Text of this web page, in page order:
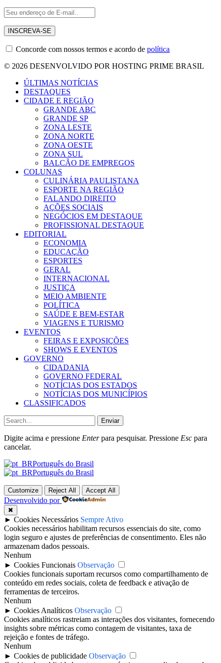
Concorde com nossos termos e acordo de política
© 2026 DESENVOLVIDO POR HOSTING PRIME BRASIL
ÚLTIMAS NOTÍCIAS
DESTAQUES
CIDADE E REGIÃO
GRANDE ABC
GRANDE SP
ZONA LESTE
ZONA NORTE
ZONA OESTE
ZONA SUL
BALCÃO DE EMPREGOS
COLUNAS
CULINÁRIA PAULISTANA
ESPORTE NA REGIÃO
FALANDO DIREITO
AÇÕES SOCIAIS
NEGÓCIOS EM DESTAQUE
PROFISSIONAL DESTAQUE
EDITORIAL
ECONOMIA
EDUCAÇÃO
ESPORTES
GERAL
INTERNACIONAL
JUSTIÇA
MEIO AMBIENTE
POLÍTICA
SAÚDE E BEM-ESTAR
VIAGENS E TURISMO
EVENTOS
FEIRAS E EXPOSIÇÕES
SHOWS E EVENTOS
GOVERNO
CIDADANIA
GOVERNO FEDERAL
NOTÍCIAS DOS ESTADOS
NOTÍCIAS DOS MUNICÍPIOS
CLASSIFICADOS
Enviar
Digite acima e pressione Enterpara pesquisar. Pressione Esc para
cancelar.
Português do Brasil
Português do Brasil
Customize Reject All Accept All
Desenvolvido por
✖
► Cookies Necessários Sempre Ativo
Cookies necessários habilitam recursos essenciais do site, como
login seguro e ajustes de preferências de consentimento. Eles não
armazenam dados pessoais.
Nenhum
► Cookies Funcionais Observação
Cookies funcionais suportam recursos como compartilhamento de
conteúdo em redes sociais, coleta de feedback e ativação de
ferramentas de terceiros.
Nenhum
► Cookies Analíticos Observação
Cookies analíticos rastreiam as interações dos visitantes, fornecendo
insights sobre métricas como contagem de visitantes, taxa de
rejeição e fontes de tráfego.
Nenhum
► Cookies de publicidade Observação